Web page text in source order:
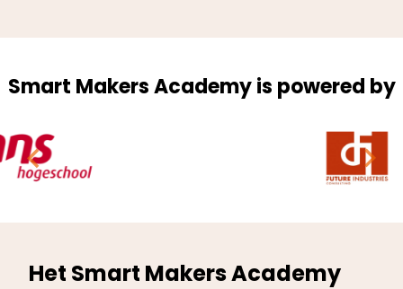
Smart Makers Academy is powered by
Het Smart Makers Academy